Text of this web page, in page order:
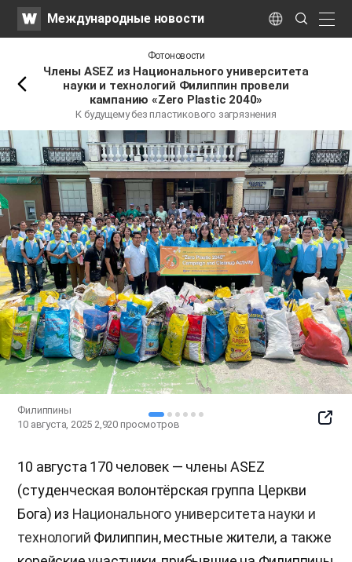
WATVМеждународные новости Language
Search
Submit
Фотоновости
Члены ASEZ из Национального университета
науки и технологий Филиппин провели
кампанию «Zero Plastic 2040»
К будущему без пластикового загрязнения
Филиппины
10 августа, 2025 2,920 просмотров
SNS
10 августа 170 человек — члены ASEZ
(студенческая волонтёрская группа Церкви
Бога) из Национального университета науки и
технологий Филиппин, местные жители, а также